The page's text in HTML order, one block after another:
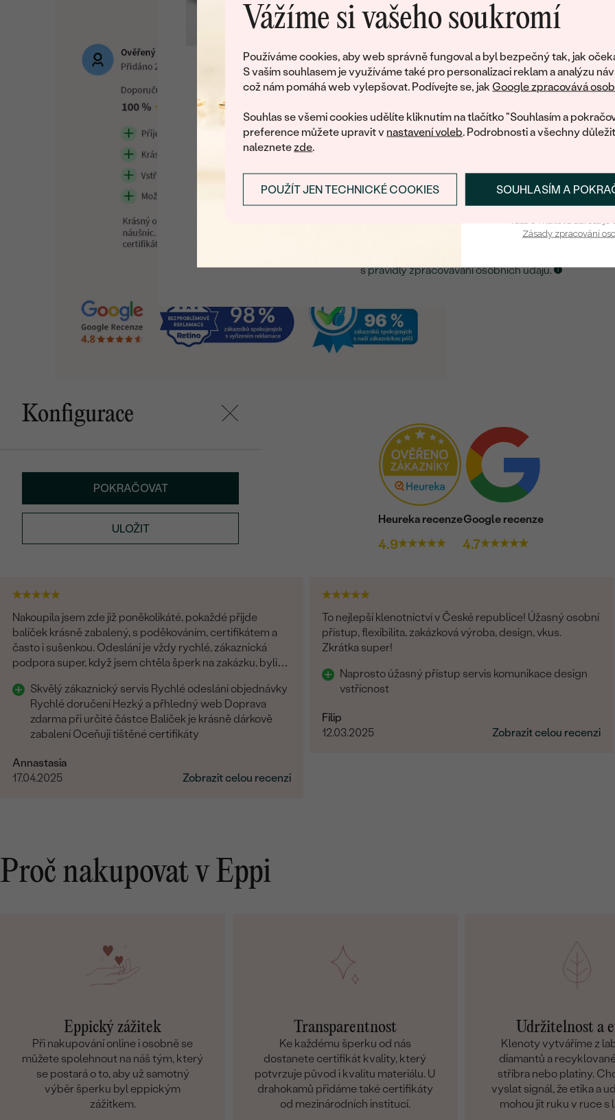
Vážíme si vašeho soukromí
Používáme cookies, aby web správně fungoval a byl bezpečný tak, jak
S vaším souhlasem je využíváme také pro personalizaci reklam a analýzu
což nám pomáhá web vylepšovat. Podívejte se, jak Google zpracovává
Souhlas se všemi cookies udělíte kliknutím na tlačítko "Souhlasím a
preference můžete upravit v nastavení voleb. Podrobnosti a všechny
naleznetezde.
SOUHLASÍM A
POUŽÍT JEN TECHNICKÉ COOKIES
ČISTOTA:
PŮVOD:
Konfigurace
POKRAČOVAT
ULOŽIT
Heureka recenze
4.9
Google recenze
4.7
Nakoupila jsem zde již poněkolikáté, pokaždé přijde
balíček krásně zabalený, s poděkováním, certifikátem a
často i sušenkou. Odeslání je vždy rychlé, zákaznická
podpora super, když jsem chtěla šperk na zakázku, byli
Skvělý zákaznický servis Rychlé odeslání objednávky
Rychlé doručení Hezký a přhledný web Doprava
zdarma při určité částce Balíček je krásně dárkově
zabalení Oceňuji tištěné certifikáty
Annastasia
17.04.2025
Zobrazit celou recenzi
To nejlepší klenotnictví v České republice! Úžasný osobní
přístup, flexibilita, zakázková výroba, design, vkus.
Zkrátka super!
Naprosto úžasný přístup servis komunikace design
vstřícnost
Filip
12.03.2025
Zobrazit celou recenzi
Proč nakupovat v Eppi
Eppický zážitek
Při nakupování online i osobně se
můžete spolehnout na náš tým, který
se postará o to, aby už samotný
výběr šperku byl eppickým
zážitkem.
Transparentnost
Ke každému šperku od nás
dostanete certifikát kvality, který
potvrzuje původ i kvalitu materiálu. U
drahokamů přidáme také certifikáty
od mezinárodních institucí.
Udržitelnost a
Klenoty vytváříme z
diamantů a
stříbra nebo platiny.
vyslat signál, že etika a
mohou jít ruku v ruce s
Litujeme, ale tento šperk si už své majitele našel
U nás na vás stále čeká množství podobných produktů. Pokud chcete být
šperku, zanechte nám svůj e-mail.
ZASLAT UPOZORNĚNÍ NA TENTO
spravidly zpracovávání osobních údajů.
poctivě vyráběných
Jako dárek na
zašleme slevový kód
PŘIHLÁSIT SE A
Zásady zpracování